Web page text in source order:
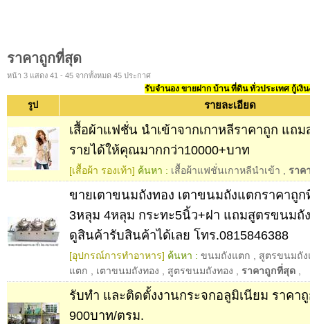
ราคาถูกที่สุด
หน้า 3 แสดง 41 - 45 จากทั้งหมด 45 ประกาศ
รับจำนอง ขายฝาก บ้าน ที่ดิน ทั่วประเทศ กู้เงิ
รูป รายละเอียด
เสื้อผ้าแฟชั่น นำเข้าจากเกาหลีราคาถูก แถม
รายได้ให้คุณมากกว่า10000+บาท
[เสื้อผ้า รองเท้า] ค้นหา : เสื้อผ้าแฟชั่นเกาหลีนำเข้า ราค
ขายเตาขนมถังทอง เตาขนมถังแตกราคาถู
3หลุม 4หลุม กระทะ5นิ้ว+ฝา แถมสูตรขนมถั
ดูสินค้ารับสินค้าได้เลย โทร.0815846388
[อุปกรณ์การทำอาหาร] ค้นหา : ขนมถังแตก
สูตรขนมถั
แตก
เตาขนมถังทอง สูตรขนมถังทอง ราคาถูกที่สุด
รับทำ และติดตั้งงานกระจกอลูมิเนียม ราคา
900บาท/ตรม.